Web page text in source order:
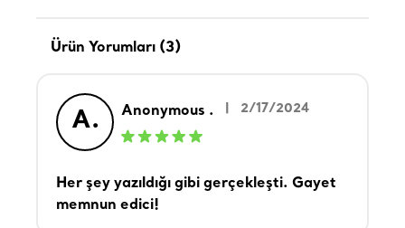
Ürün Yorumları (3)
A. Anonymous . 2/17/2024
Her şey yazıldığı gibi gerçekleşti. Gayet
memnun edici!